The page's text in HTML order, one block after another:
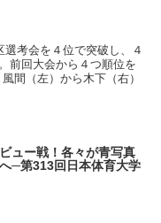
考会を４位で突破し、４
前回大会から４つ順位を
間（左）から木下（右）
ュー戦！各々が青写真
─第313回日本体育大学